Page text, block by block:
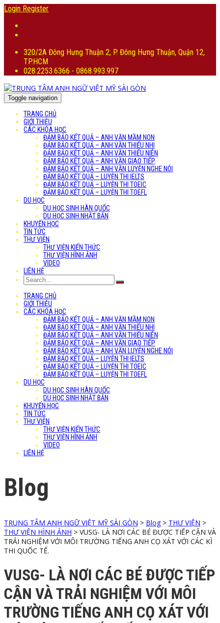
Login Register
320/2A Đông Hưng Thuận 2, P. Đông Hưng Thuận, Quận 12,
TP.HCM
028.2253.6366 - 0868.993.997
Toggle navigation
TRANG CHỦ
GIỚI THIỆU
CÁC KHÓA HỌC
ĐẢM BẢO KẾT QUẢ – ANH VĂN MẦM NON
ĐẢM BẢO KẾT QUẢ – ANH VĂN THIẾU NHI
ĐẢM BẢO KẾT QUẢ – ANH VĂN THIẾU NIÊN
ĐẢM BẢO KẾT QUẢ – ANH VĂN GIAO TIẾP
ĐẢM BẢO KẾT QUẢ – ANH VĂN LUYỆN NGHE NÓI
ĐẢM BẢO KẾT QUẢ – LUYỆN THI IELTS
ĐẢM BẢO KẾT QUẢ – LUYỆN THI TOEIC
ĐẢM BẢO KẾT QUẢ – LUYỆN THI TOEFL
DU HỌC
DU HỌC SINH HÀN QUỐC
DU HỌC SINH NHẬT BẢN
KHUYẾN HỌC
TIN TỨC
THƯ VIỆN
THƯ VIỆN KIẾN THỨC
THƯ VIỆN HÌNH ẢNH
VIDEO
LIÊN HỆ
TRANG CHỦ
GIỚI THIỆU
CÁC KHÓA HỌC
ĐẢM BẢO KẾT QUẢ – ANH VĂN MẦM NON
ĐẢM BẢO KẾT QUẢ – ANH VĂN THIẾU NHI
ĐẢM BẢO KẾT QUẢ – ANH VĂN THIẾU NIÊN
ĐẢM BẢO KẾT QUẢ – ANH VĂN GIAO TIẾP
ĐẢM BẢO KẾT QUẢ – ANH VĂN LUYỆN NGHE NÓI
ĐẢM BẢO KẾT QUẢ – LUYỆN THI IELTS
ĐẢM BẢO KẾT QUẢ – LUYỆN THI TOEIC
ĐẢM BẢO KẾT QUẢ – LUYỆN THI TOEFL
DU HỌC
DU HỌC SINH HÀN QUỐC
DU HỌC SINH NHẬT BẢN
KHUYẾN HỌC
TIN TỨC
THƯ VIỆN
THƯ VIỆN KIẾN THỨC
THƯ VIỆN HÌNH ẢNH
VIDEO
LIÊN HỆ
Blog
TRUNG TÂM ANH NGỮ VIỆT MỸ SÀI GÒN > Blog> THƯ VIỆN >
THƯ VIỆN HÌNH ẢNH > VUSG- LÀ NƠI CÁC BÉ ĐƯỢC TIẾP CẬN VÀ
TRẢI NGHIỆM VỚI MÔI TRƯỜNG TIẾNG ANH CỌ XÁT VỚI CÁC KÌ
THI QUỐC TẾ.
VUSG- LÀ NƠI CÁC BÉ ĐƯỢC TIẾP
CẬN VÀ TRẢI NGHIỆM VỚI MÔI
TRƯỜNG TIẾNG ANH CỌ XÁT VỚI